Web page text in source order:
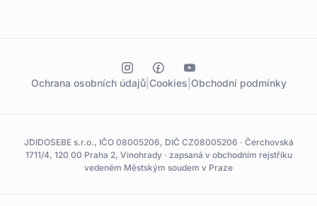
Ochrana osobních údajů| Cookies Obchodní podmínky
JDIDOSEBE s.r.o., IČO 08005206, DIČ CZ08005206 · Čerchovská
1711/4, 120 00 Praha 2, Vinohrady · zapsaná v obchodním rejstříku
vedeném Městským soudem v Praze